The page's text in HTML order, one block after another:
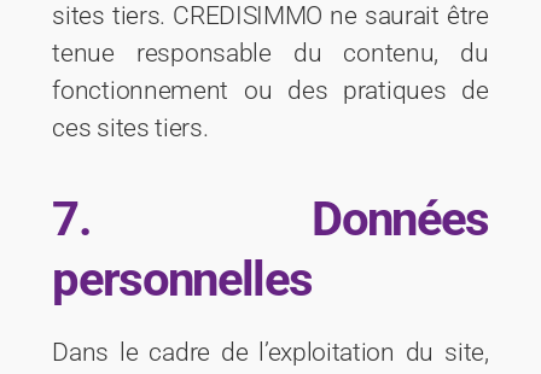
sites tiers. CREDISIMMO ne saurait être
tenue responsable du contenu, du
fonctionnement ou des pratiques de
ces sites tiers.
7. Données
personnelles
Dans le cadre de l’exploitation du site,